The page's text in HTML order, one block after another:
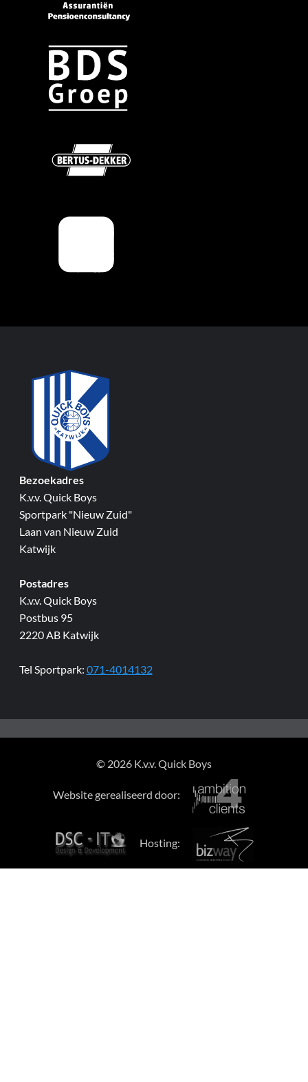
Bezoekadres
K.v.v. Quick Boys
Sportpark "Nieuw Zuid"
Laan van Nieuw Zuid
Katwijk
Postadres
K.v.v. Quick Boys
Postbus 95
2220 AB Katwijk
Tel Sportpark: 071-4014132
© 2026 K.v.v. Quick Boys
Website gerealiseerd door:
Hosting: